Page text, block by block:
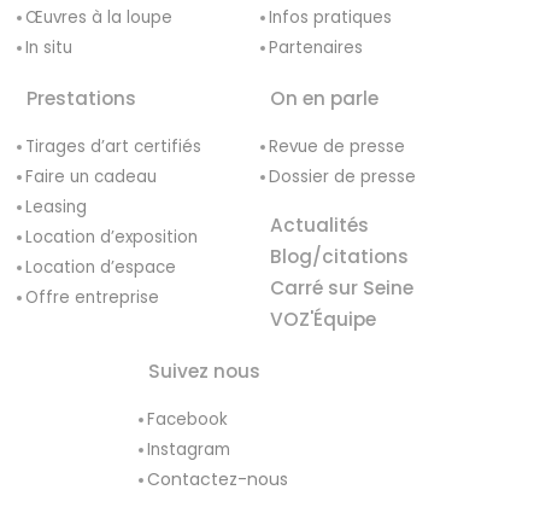
Œuvres à la loupe
In situ
Infos pratiques
Partenaires
Prestations
Tirages d’art certifiés
Faire un cadeau
Leasing
Location d’exposition
Location d’espace
Offre entreprise
On en parle
Revue de presse
Dossier de presse
Actualités
Blog/citations
Carré sur Seine
VOZ'Équipe
Suivez nous
Facebook
Instagram
Contactez-nous